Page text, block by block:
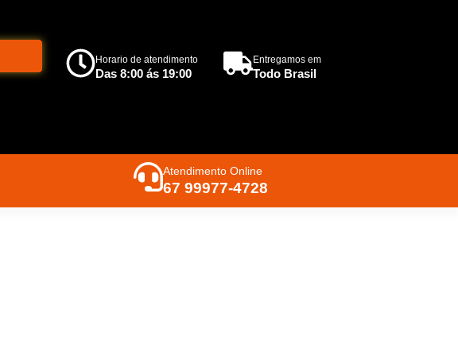
Horario de atendimento
Das 8:00 ás 19:00
Entregamos em
Todo Brasil
Atendimento Online
67 99977-4728